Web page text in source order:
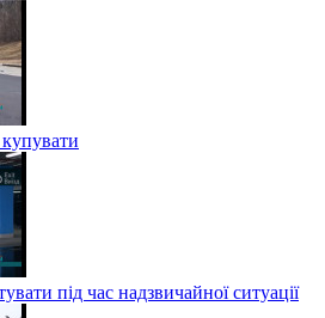
купувати
під час надзвичайної ситуації